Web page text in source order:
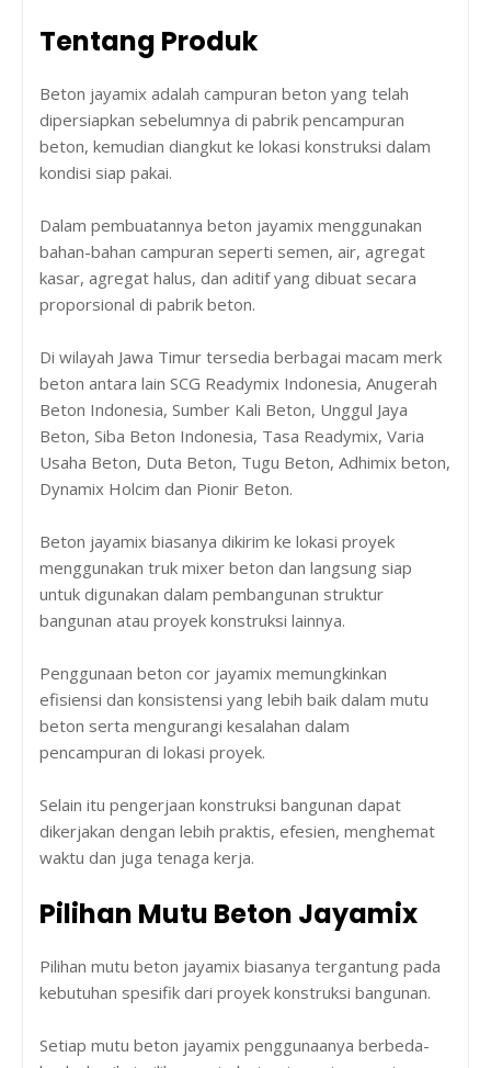
Tentang Produk
Beton jayamix adalah campuran beton yang telah
dipersiapkan sebelumnya di pabrik pencampuran
beton, kemudian diangkut ke lokasi konstruksi dalam
kondisi siap pakai.
Dalam pembuatannya beton jayamix menggunakan
bahan-bahan campuran seperti semen, air, agregat
kasar, agregat halus, dan aditif yang dibuat secara
proporsional di pabrik beton.
Di wilayah Jawa Timur tersedia berbagai macam merk
beton antara lain SCG Readymix Indonesia, Anugerah
Beton Indonesia, Sumber Kali Beton, Unggul Jaya
Beton, Siba Beton Indonesia, Tasa Readymix, Varia
Usaha Beton, Duta Beton, Tugu Beton, Adhimix beton,
Dynamix Holcim dan Pionir Beton.
Beton jayamix biasanya dikirim ke lokasi proyek
menggunakan truk mixer beton dan langsung siap
untuk digunakan dalam pembangunan struktur
bangunan atau proyek konstruksi lainnya.
Penggunaan beton cor jayamix memungkinkan
efisiensi dan konsistensi yang lebih baik dalam mutu
beton serta mengurangi kesalahan dalam
pencampuran di lokasi proyek.
Selain itu pengerjaan konstruksi bangunan dapat
dikerjakan dengan lebih praktis, efesien, menghemat
waktu dan juga tenaga kerja.
Pilihan Mutu Beton Jayamix
Pilihan mutu beton jayamix biasanya tergantung pada
kebutuhan spesifik dari proyek konstruksi bangunan.
Setiap mutu beton jayamix penggunaanya berbeda-